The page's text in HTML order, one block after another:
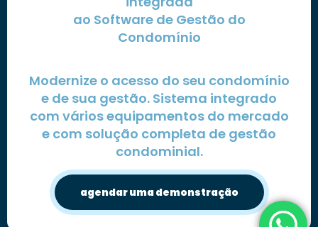
ao Software de Gestão do
Condomínio
Modernize o acesso do seu condomínio
e de sua gestão. Sistema integrado
com vários equipamentos do mercado
e com solução completa de gestão
condominial.
agendar uma demonstração